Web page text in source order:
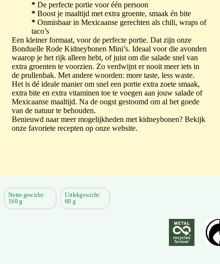
* De perfecte portie voor één persoon
* Boost je maaltijd met extra groente, smaak én bite
* Onmisbaar in Mexicaanse gerechten als chili, wraps of
taco’s
Een kleiner formaat, voor de perfecte portie. Dat zijn onze
Bonduelle Rode Kidneybonen Mini’s. Ideaal voor die avonden
waarop je het rijk alleen hebt, of juist om die salade snel van
extra groenten te voorzien. Zo verdwijnt er nooit meer iets in
de prullenbak. Met andere woorden: more taste, less waste.
Het is dé ideale manier om snel een portie extra zoete smaak,
extra bite en extra vitaminen toe te voegen aan jouw salade of
Mexicaanse maaltijd. Na de oogst gestoomd om al het goede
van de natuur te behouden.
Benieuwd naar meer mogelijkheden met kidneybonen? Bekijk
onze favoriete recepten op onze website.
Netto gewicht:
160 g
Uitlekgewicht:
60 g